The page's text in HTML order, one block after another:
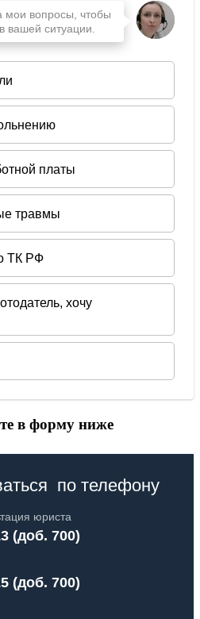
в форму ниже